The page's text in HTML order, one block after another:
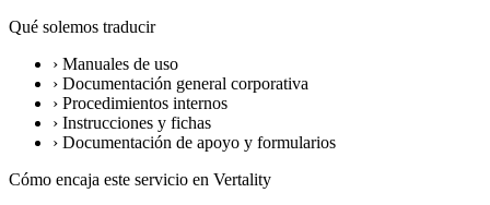
Qué solemos traducir
› Manuales de uso
› Documentación general corporativa
› Procedimientos internos
› Instrucciones y fichas
› Documentación de apoyo y formularios
Cómo encaja este servicio en Vertality